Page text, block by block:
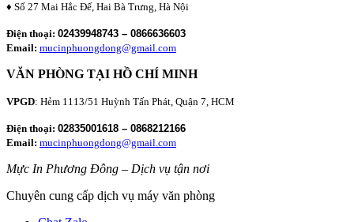
♦ Số 27 Mai Hắc Đế, Hai Bà Trưng, Hà Nội
Điện thoại: 02439948743 – 0866636603
Email: mucinphuongdong@gmail.com
VĂN PHÒNG TẠI HỒ CHÍ MINH
VPGD: Hẻm 1113/51 Huỳnh Tấn Phát, Quận 7, HCM
Điện thoại: 02835001618 – 0868212166
Email: mucinphuongdong@gmail.com
Mực In Phương Đông – Dịch vụ tận nơi
Chuyên cung cấp dịch vụ máy văn phòng